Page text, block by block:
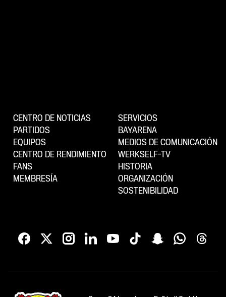
CENTRO DE NOTICIAS
PARTIDOS
EQUIPOS
CENTRO DE RENDIMIENTO
FANS
MEMBRESÍA
SERVICIOS
BAYARENA
MEDIOS DE COMUNICACIÓN
WERKSELF-TV
HISTORIA
ORGANIZACIÓN
SOSTENIBILIDAD